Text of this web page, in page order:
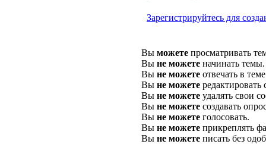
Зарегистрируйтесь для
Вы можете просматривать
Вы не можете начинать темы.
Вы не можете отвечать в
Вы не можете
Вы не можете удалять свои
Вы не можете создавать
Вы не можете голосовать.
Вы не можете прикреплять
Вы не можете писать без